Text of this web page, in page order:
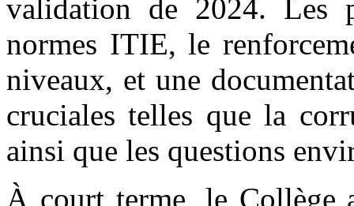
validation de 2024. Les
normes ITIE, le
niveaux, et une
cruciales telles que la
ainsi que les questions
À court terme, le Collège